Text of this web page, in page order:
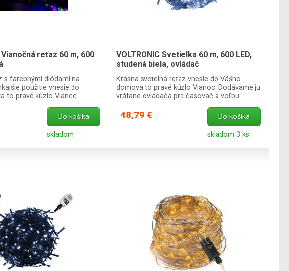
Vianočná reťaz 60 m, 600
s farebnými diódami na
použitie vnesie do
to pravé kúzlo Vianoc.
Do košíka
skladom
VOLTRONIC Svetielka 60 m, 600 LED,
studená biela, ovládač
Krásna svetelná reťaz vnesie do Vášho
domova to pravé kúzlo Vianoc. Dodávame ju
vrátane ovládača pre časovač a voľbu
48,79 € Do košíka
skladom 3 ks